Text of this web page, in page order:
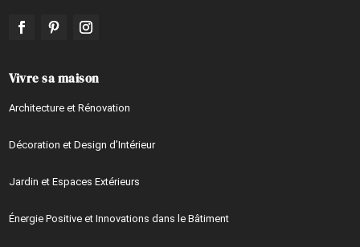
Vivre sa maison
Architecture et Rénovation
Décoration et Design d’Intérieur
Jardin et Espaces Extérieurs
Énergie Positive et Innovations dans le Bâtiment